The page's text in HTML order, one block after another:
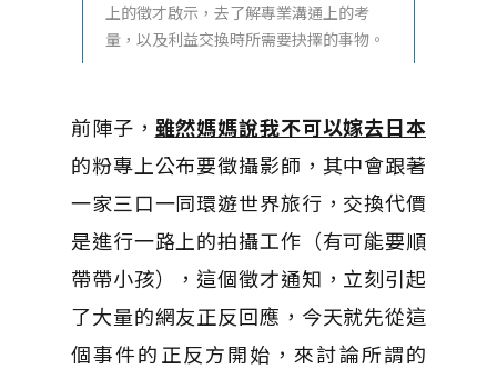
上的徵才啟示，去了解專業溝通上的考
量，以及利益交換時所需要抉擇的事物。
前陣子， 雖然媽媽說我不可以嫁去日本
的粉專上公布要徵攝影師，其中會跟著
一家三口一同環遊世界旅行，交換代價
是進行一路上的拍攝工作（有可能要順
帶帶小孩），這個徵才通知，立刻引起
了大量的網友正反回應，今天就先從這
個事件的正反方開始，來討論所謂的